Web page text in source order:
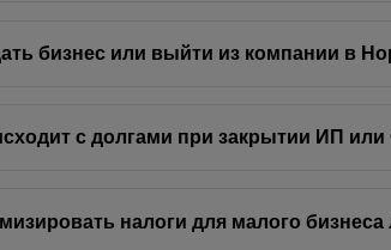
бизнес или выйти из компании в
с долгами при закрытии ИП
налоги для малого бизнеса